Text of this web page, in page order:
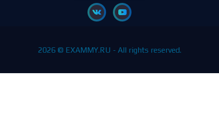
2026 © EXAMMY.RU - All rights reserved.